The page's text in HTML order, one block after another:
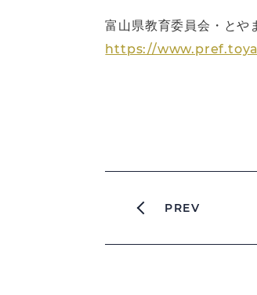
富山県教育委員会・とや
https://
PREV